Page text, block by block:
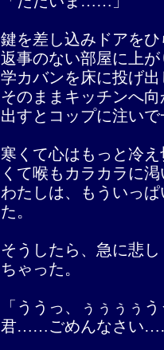
鍵を差し込みドアをひ
返事のない部屋に上
学カバンを床に投げ出
そのままキッチンへ
出すとコップに注い
寒くて心はもっと冷
くて喉もカラカラに
わたしは、もういっ
た。
そうしたら、急に悲
ちゃった。
「ううっ、ぅぅぅぅ
君……ごめんなさい